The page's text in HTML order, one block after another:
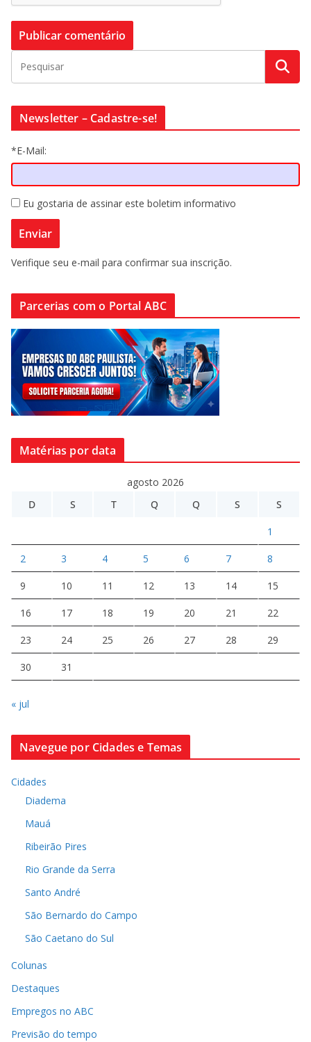
Newsletter – Cadastre-se!
*E-Mail:
Eu gostaria de assinar este boletim informativo
Verifique seu e-mail para confirmar sua inscrição.
Parcerias com o Portal ABC
Matérias por data
agosto 2026
D
S T Q Q S S
1
2 3 4 5 6 7 8
9 10 11 12 13 14 15
16 17 18 19 20 21 22
23 24 25 26 27 28 29
30 31
« jul
Navegue por Cidades e Temas
Cidades
Diadema
Mauá
Ribeirão Pires
Rio Grande da Serra
Santo André
São Bernardo do Campo
São Caetano do Sul
Colunas
Destaques
Empregos no ABC
Previsão do tempo